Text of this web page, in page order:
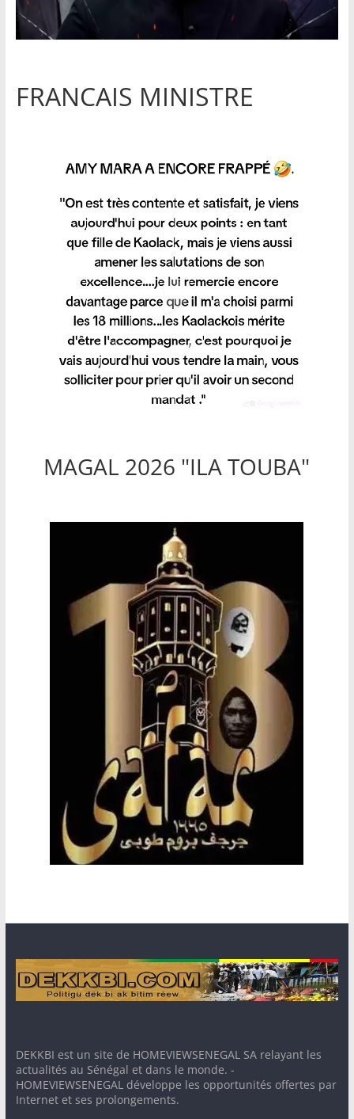
FRANCAIS MINISTRE
MAGAL 2026 "ILA TOUBA"
DEKKBI est un site de HOMEVIEWSENEGAL SA relayant les
actualités au Sénégal et dans le monde. -
HOMEVIEWSENEGAL développe les opportunités offertes par
Internet et ses prolongements.